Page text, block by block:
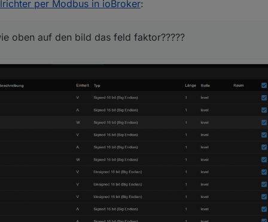
per Modbus in ioBroker:
oben auf den bild das feld faktor?????